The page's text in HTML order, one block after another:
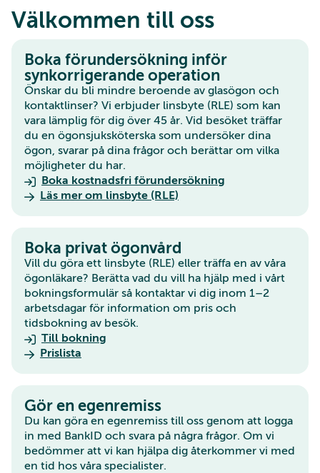
Välkommen till oss
Boka förundersökning inför
synkorrigerande operation
Önskar du bli mindre beroende av glasögon och
kontaktlinser? Vi erbjuder linsbyte (RLE) som kan
vara lämplig för dig över 45 år. Vid besöket träffar
du en ögonsjuksköterska som undersöker dina
ögon, svarar på dina frågor och berättar om vilka
möjligheter du har.
Boka kostnadsfri förundersökning
Läs mer om linsbyte (RLE)
Boka privat ögonvård
Vill du göra ett linsbyte (RLE) eller träffa en av våra
ögonläkare? Berätta vad du vill ha hjälp med i vårt
bokningsformulär så kontaktar vi dig inom 1–2
arbetsdagar för information om pris och
tidsbokning av besök.
Till bokning
Prislista
Gör en egenremiss
Du kan göra en egenremiss till oss genom att logga
in med BankID och svara på några frågor. Om vi
bedömmer att vi kan hjälpa dig återkommer vi med
en tid hos våra specialister.